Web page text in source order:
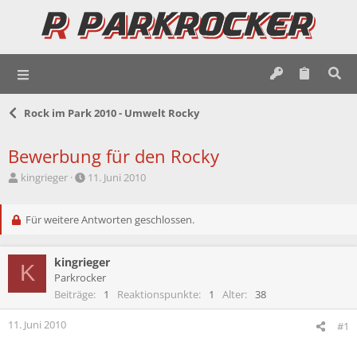
Rock im Park 2010 - Umwelt Rocky
Bewerbung für den Rocky
E
t
l
e
r
kingrieger
E
t
l
t
a
m
11. Juni 2010
Für weitere Antworten geschlossen.
K kingrieger
Parkrocker
Beiträge
1 Reaktionspunkte 1 Alter 38
11. Juni 2010 #1